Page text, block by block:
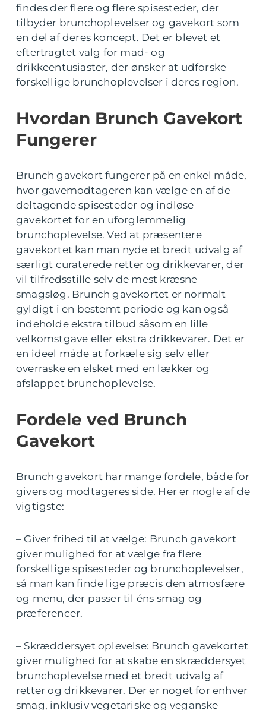
findes der flere og flere spisesteder, der
tilbyder brunchoplevelser og gavekort som
en del af deres koncept. Det er blevet et
eftertragtet valg for mad- og
drikkeentusiaster, der ønsker at udforske
forskellige brunchoplevelser i deres region.
Hvordan Brunch Gavekort
Fungerer
Brunch gavekort fungerer på en enkel måde,
hvor gavemodtageren kan vælge en af de
deltagende spisesteder og indløse
gavekortet for en uforglemmelig
brunchoplevelse. Ved at præsentere
gavekortet kan man nyde et bredt udvalg af
særligt curaterede retter og drikkevarer, der
vil tilfredsstille selv de mest kræsne
smagsløg. Brunch gavekortet er normalt
gyldigt i en bestemt periode og kan også
indeholde ekstra tilbud såsom en lille
velkomstgave eller ekstra drikkevarer. Det er
en ideel måde at forkæle sig selv eller
overraske en elsket med en lækker og
afslappet brunchoplevelse.
Fordele ved Brunch
Gavekort
Brunch gavekort har mange fordele, både for
givers og modtageres side. Her er nogle af de
vigtigste:
– Giver frihed til at vælge: Brunch gavekort
giver mulighed for at vælge fra flere
forskellige spisesteder og brunchoplevelser,
så man kan finde lige præcis den atmosfære
og menu, der passer til éns smag og
præferencer.
– Skræddersyet oplevelse: Brunch gavekortet
giver mulighed for at skabe en skræddersyet
brunchoplevelse med et bredt udvalg af
retter og drikkevarer. Der er noget for enhver
smag, inklusiv vegetariske og veganske